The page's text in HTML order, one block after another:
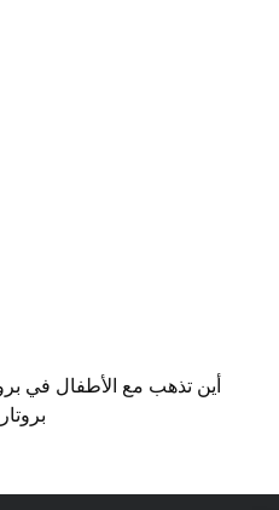
أين تذهب مع الأطفال في